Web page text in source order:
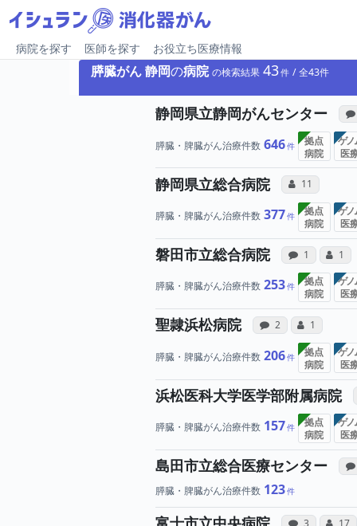
病院を探す 医師を探す お役立ち医療情報
膵臓がん静岡の病院 の検索結果 43 43
静岡県立静岡がんセンター
膵臓・脾臓がん治療件数 646
拠点
病院
ゲノ
医
静岡県立総合病院 コミュニケー
11 所属
膵臓・脾臓がん治療件数 377
拠点
病院
ゲノ
医
磐田市立総合病院 感想投稿（合
1 病院コミ
1
膵臓・脾臓がん治療件数 253
拠点
病院
ゲノ
医
聖隷浜松病院 感想投稿（合算）
2 病院への声
コミュニケ
1 所属
膵臓・脾臓がん治療件数 206
拠点
病院
ゲノ
医
浜松医科大学医学部附属病院
膵臓・脾臓がん治療件数 157
拠点
病院
ゲノ
医
島田市立総合医療センター
膵臓・脾臓がん治療件数 123
感想投稿（合
3 病院コミ
17